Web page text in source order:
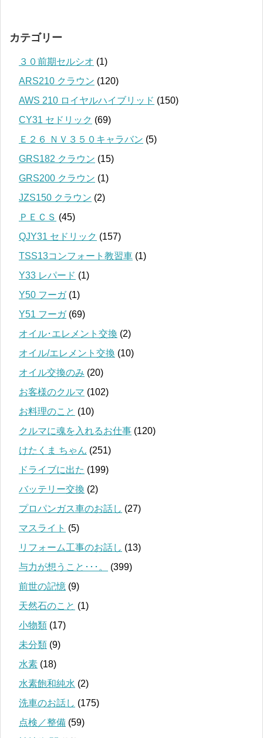
カテゴリー
３０前期セルシオ (1)
ARS210 クラウン (120)
AWS 210 ロイヤルハイブリッド (150)
CY31 セドリック (69)
Ｅ２６ ＮＶ３５０キャラバン (5)
GRS182 クラウン (15)
GRS200 クラウン (1)
JZS150 クラウン (2)
ＰＥＣＳ (45)
QJY31 セドリック (157)
TSS13コンフォート教習車 (1)
Y33 レパード (1)
Y50 フーガ(1)
Y51 フーガ(69)
オイル･エレメント交換 (2)
オイル/エレメント交換 (10)
オイル交換のみ (20)
お客様のクルマ (102)
お料理のこと (10)
クルマに魂を入れるお仕事 (120)
けたくま ちゃん (251)
ドライブに出た (199)
バッテリー交換 (2)
プロパンガス車のお話し (27)
マスライト (5)
リフォーム工事のお話し (13)
与力が想うこと･･･。
(399)
前世の記憶 (9)
天然石のこと (1)
小物類 (17)
未分類 (9)
水素 (18)
水素飽和純水 (2)
洗車のお話し (175)
点検／整備 (59)